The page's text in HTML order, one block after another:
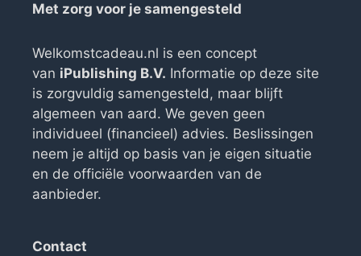
Met zorg voor je samengesteld
Welkomstcadeau.nl is een concept
van iPublishing B.V. Informatie op deze site
is zorgvuldig samengesteld, maar blijft
algemeen van aard. We geven geen
individueel (financieel) advies. Beslissingen
neem je altijd op basis van je eigen situatie
en de officiële voorwaarden van de
aanbieder.
Contact